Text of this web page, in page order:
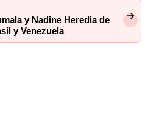
y Nadine Heredia de
y Venezuela